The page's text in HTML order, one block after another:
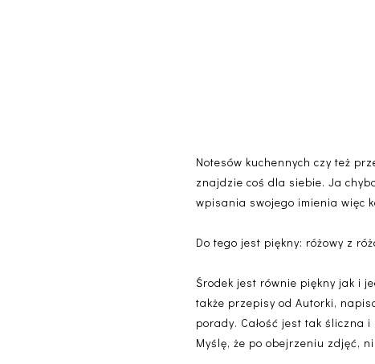
Notesów kuchennych czy też
znajdzie coś dla siebie. Ja
wpisania swojego imienia więc
Do tego jest piękny: różowy z
Środek jest równie piękny jak i
także przepisy od Autorki,
porady. Całość jest tak śliczna
Myślę, że po obejrzeniu zdjęć,